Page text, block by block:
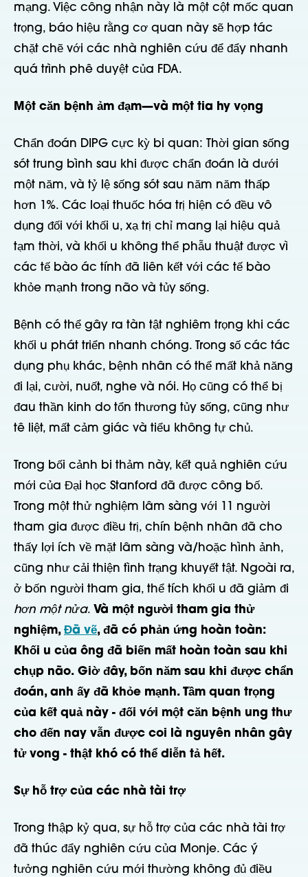
mạng. Việc công nhận này là một cột mốc quan
trọng, báo hiệu rằng cơ quan này sẽ hợp tác
chặt chẽ với các nhà nghiên cứu để đẩy nhanh
quá trình phê duyệt của FDA.
Một căn bệnh ảm đạm—và một tia hy vọng
Chẩn đoán DIPG cực kỳ bi quan: Thời gian sống
sót trung bình sau khi được chẩn đoán là dưới
một năm, và tỷ lệ sống sót sau năm năm thấp
hơn 1%. Các loại thuốc hóa trị hiện có đều vô
dụng đối với khối u, xạ trị chỉ mang lại hiệu quả
tạm thời, và khối u không thể phẫu thuật được vì
các tế bào ác tính đã liên kết với các tế bào
khỏe mạnh trong não và tủy sống.
Bệnh có thể gây ra tàn tật nghiêm trọng khi các
khối u phát triển nhanh chóng. Trong số các tác
dụng phụ khác, bệnh nhân có thể mất khả năng
đi lại, cười, nuốt, nghe và nói. Họ cũng có thể bị
đau thần kinh do tổn thương tủy sống, cũng như
tê liệt, mất cảm giác và tiểu không tự chủ.
Trong bối cảnh bi thảm này, kết quả nghiên cứu
mới của Đại học Stanford đã được công bố.
Trong một thử nghiệm lâm sàng với 11 người
tham gia được điều trị, chín bệnh nhân đã cho
thấy lợi ích về mặt lâm sàng và/hoặc hình ảnh,
cũng như cải thiện tình trạng khuyết tật. Ngoài ra,
ở bốn người tham gia, thể tích khối u đã giảm đi
hơn một nửa. Và một người tham gia thử
nghiệm, Đã vẽ, đã có phản ứng hoàn toàn:
Khối u của ông đã biến mất hoàn toàn sau khi
chụp não. Giờ đây, bốn năm sau khi được chẩn
đoán, anh ấy đã khỏe mạnh. Tầm quan trọng
của kết quả này - đối với một căn bệnh ung thư
cho đến nay vẫn được coi là nguyên nhân gây
tử vong - thật khó có thể diễn tả hết.
Sự hỗ trợ của các nhà tài trợ
Trong thập kỷ qua, sự hỗ trợ của các nhà tài trợ
đã thúc đẩy nghiên cứu của Monje. Các ý
tưởng nghiên cứu mới thường không đủ điều